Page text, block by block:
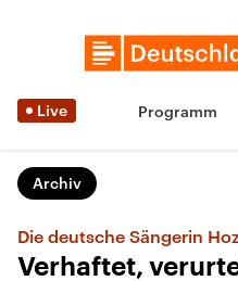
Live Programm
Archiv
Die deutsche Sängerin
Verhaftet,